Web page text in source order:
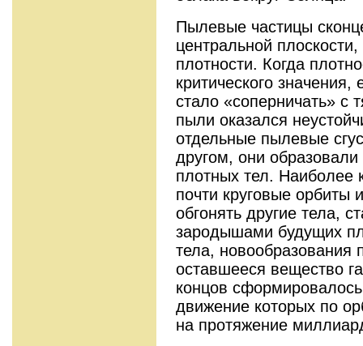
Пылевые частицы
центральной
плотности. Когда
критического значения,
стало «соперничать» с
пыли оказался
отдельные пылевые
другом, они
плотных тел. Наиболее
почти круговые орбиты
обгонять другие тела,
зародышами будущих
тела, новообразования
оставшееся вещество
концов
движение которых по
на протяжение